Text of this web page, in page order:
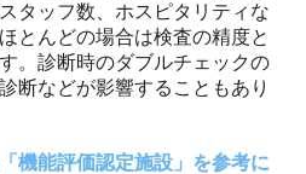
タッフ数、ホスピタリティな
とんどの場合は検査の精度と
。診断時のダブルチェックの
断などが影響することもあり
機能評価認定施設」を参考に